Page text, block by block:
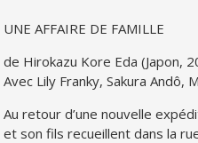
UNE AFFAIRE DE FAMILLE
de Hirokazu Kore Eda (Japon,
Avec Lily Franky, Sakura Andô,
Au retour d’une nouvelle
et son fils recueillent dans la